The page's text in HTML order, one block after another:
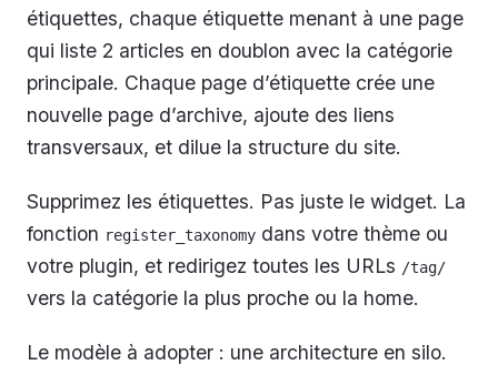
étiquettes, chaque étiquette menant à une page
qui liste 2 articles en doublon avec la catégorie
principale. Chaque page d’étiquette crée une
nouvelle page d’archive, ajoute des liens
transversaux, et dilue la structure du site.
Supprimez les étiquettes. Pas juste le widget. La
fonction register_taxonomy dans votre thème ou
votre plugin, et redirigez toutes les URLs /tag/
vers la catégorie la plus proche ou la home.
Le modèle à adopter : une architecture en silo.